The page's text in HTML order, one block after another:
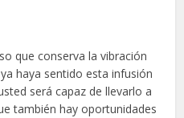
que conserva la vibración
haya sentido esta infusión
será capaz de llevarlo a
también hay oportunidades